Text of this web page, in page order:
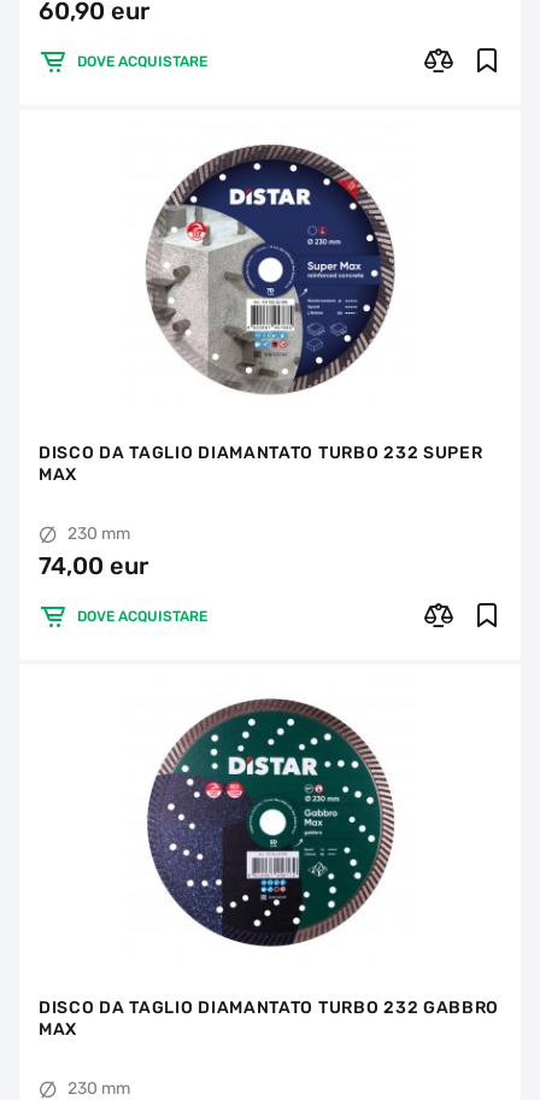
60,90 eur
DOVE ACQUISTARE
DISCO DA TAGLIO DIAMANTATO TURBO 232 SUPER
MAX
230 mm
74,00 eur
DOVE ACQUISTARE
DISCO DA TAGLIO DIAMANTATO TURBO 232 GABBRO
MAX
230 mm